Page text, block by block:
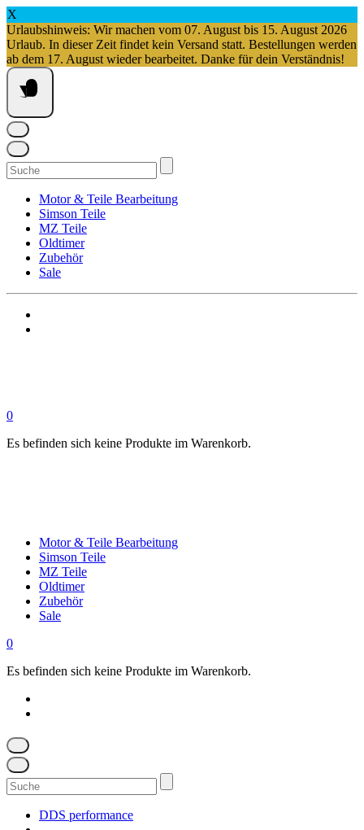
X
Urlaubshinweis: Wir machen vom 07. August bis 15. August 2026
Urlaub. In dieser Zeit findet kein Versand statt. Bestellungen werden
ab dem 17. August wieder bearbeitet. Danke für dein Verständnis!
Springe
zum
Inhalt
Suchen
nach:
Motor & Teile Bearbeitung
Simson Teile
MZ Teile
Oldtimer
Zubehör
Sale
0
Es befinden sich keine Produkte im Warenkorb.
Motor & Teile Bearbeitung
Simson Teile
MZ Teile
Oldtimer
Zubehör
Sale
0
Es befinden sich keine Produkte im Warenkorb.
Suchen
nach:
DDS performance